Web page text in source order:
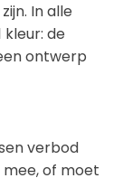
In alle
kleur: de
ontwerp
verbod
of moet